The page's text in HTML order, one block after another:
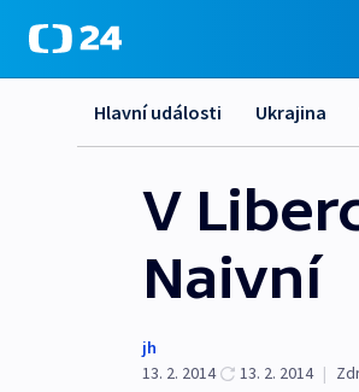
Hlavní události Ukrajina
V
Naivní
jh
13. 2. 2014
13. 2. 2014 |